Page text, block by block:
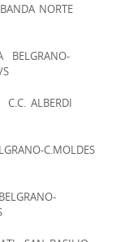
NORTE
BELGRANO-
C.C. ALBERDI
C.MOLDES